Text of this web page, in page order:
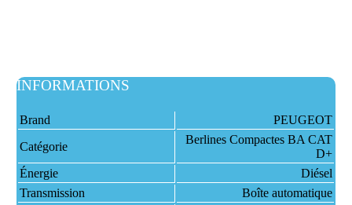
INFORMATIONS
Brand
PEUGEOT
Catégorie
Berlines Compactes BA CAT
D+
Énergie
Diésel
Transmission
Boîte automatique